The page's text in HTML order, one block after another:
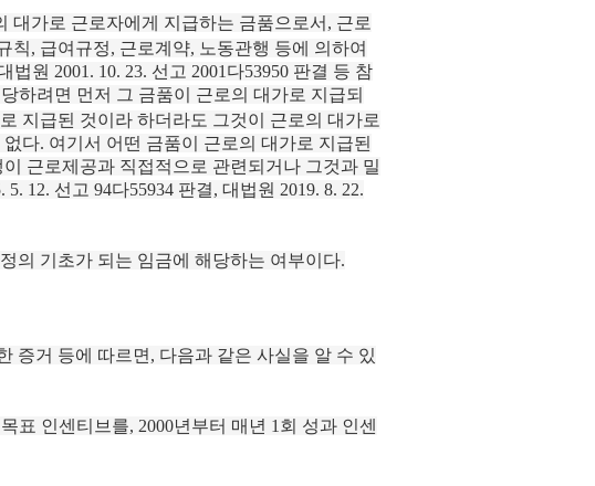
대가로 근로자에게 지급하는 금품으로서, 근로
, 급여규정, 근로계약, 노동관행 등에 의하여
원 2001. 10. 23. 선고 2001다53950 판결 등 참
하려면 먼저 그 금품이 근로의 대가로 지급되
지급된 것이라 하더라도 그것이 근로의 대가로
다. 여기서 어떤 금품이 근로의 대가로 지급된
근로제공과 직접적으로 관련되거나 그것과 밀
12. 선고 94다55934 판결, 대법원 2019. 8. 22.
의 기초가 되는 임금에 해당하는 여부이다.
증거 등에 따르면, 다음과 같은 사실을 알 수 있
표 인센티브를, 2000년부터 매년 1회 성과 인센